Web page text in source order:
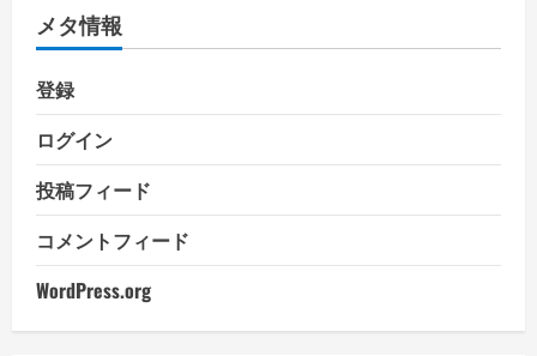
メタ情報
登録
ログイン
投稿フィード
コメントフィード
WordPress.org